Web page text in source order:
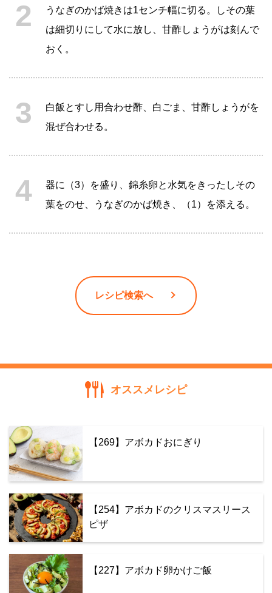
うなぎのかば焼きは1センチ幅に切る。しその葉
は細切りにして水に放し、甘酢しょうがは刻んで
おく。
白飯とすし用合わせ酢、白ごま、甘酢しょうがを
混ぜ合わせる。
器に（3）を盛り、錦糸卵と水気をきったしその
葉をのせ、うなぎのかば焼き、（1）を添える。
レシピ検索へ
オススメレシピ
【269】アボカドおにぎり
【254】アボカドのクリスマスリース
ピザ
【227】アボカド卵かけご飯